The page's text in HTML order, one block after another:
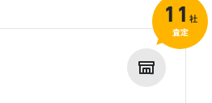
11 社
査定